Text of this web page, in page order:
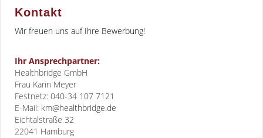
Kontakt
Wir freuen uns auf Ihre Bewerbung!
Ihr Ansprechpartner:
Healthbridge GmbH
Frau Karin Meyer
Festnetz: 040-34 107 7121
E-Mail: km@healthbridge.de
Eichtalstraße 32
22041 Hamburg